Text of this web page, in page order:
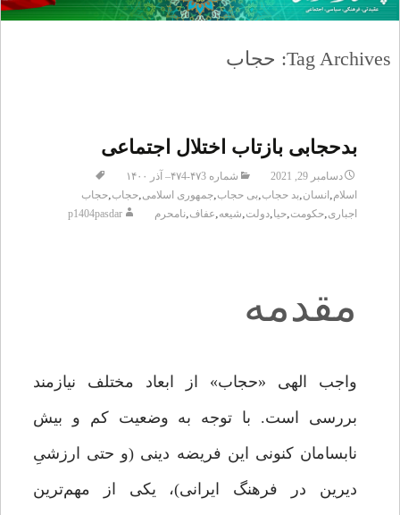
Tag Archives: حجاب
بدحجابی بازتاب اختلال اجتماعی
دسامبر 29, 2021
شماره ۴۷3-۴۷4– آذر ۱۴۰۰
اسلام, انسان,بد حجاب,بی حجاب,جمهوری اسلامی,حجاب,حجاب
اجباری,حکومت,حیا,دولت,شیعه,عفاف,نامحرم p1404pasdar
مقدمه
واجب الهی «حجاب» از ابعاد مختلف نیازمند
بررسی است. با توجه به وضعیت کم و بیش
نابسامان کنونی این فریضه دینی (و حتی ارزشیِ
دیرین در فرهنگ ایرانی)، یکی از مهم‌ترین